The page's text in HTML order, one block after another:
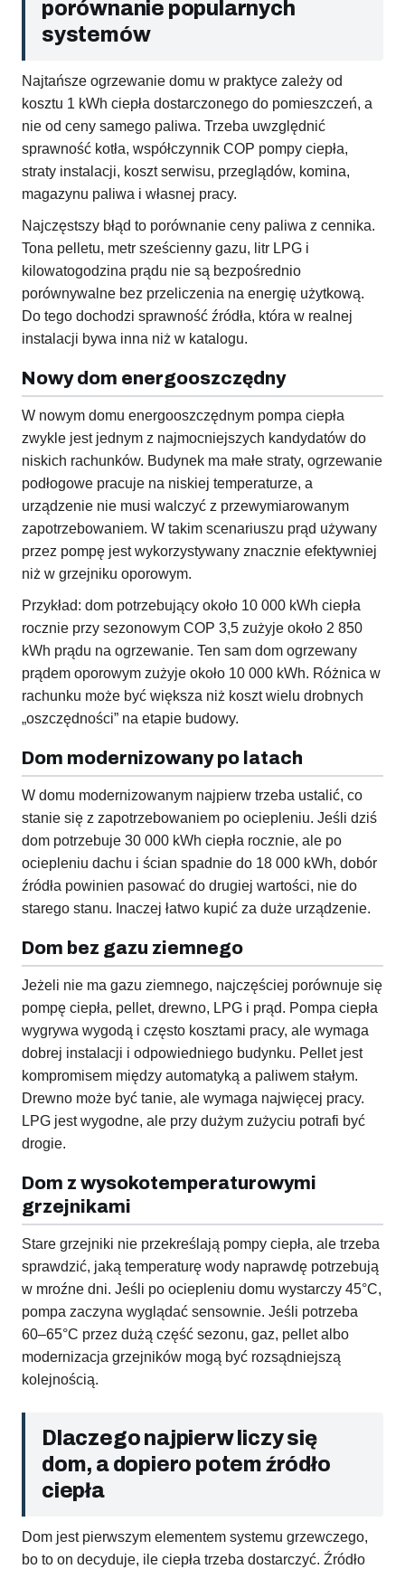
porównanie popularnych
systemów
Najtańsze ogrzewanie domu w praktyce zależy od
kosztu 1 kWh ciepła dostarczonego do pomieszczeń, a
nie od ceny samego paliwa. Trzeba uwzględnić
sprawność kotła, współczynnik COP pompy ciepła,
straty instalacji, koszt serwisu, przeglądów, komina,
magazynu paliwa i własnej pracy.
Najczęstszy błąd to porównanie ceny paliwa z cennika.
Tona pelletu, metr sześcienny gazu, litr LPG i
kilowatogodzina prądu nie są bezpośrednio
porównywalne bez przeliczenia na energię użytkową.
Do tego dochodzi sprawność źródła, która w realnej
instalacji bywa inna niż w katalogu.
Nowy dom energooszczędny
W nowym domu energooszczędnym pompa ciepła
zwykle jest jednym z najmocniejszych kandydatów do
niskich rachunków. Budynek ma małe straty, ogrzewanie
podłogowe pracuje na niskiej temperaturze, a
urządzenie nie musi walczyć z przewymiarowanym
zapotrzebowaniem. W takim scenariuszu prąd używany
przez pompę jest wykorzystywany znacznie efektywniej
niż w grzejniku oporowym.
Przykład: dom potrzebujący około 10 000 kWh ciepła
rocznie przy sezonowym COP 3,5 zużyje około 2 850
kWh prądu na ogrzewanie. Ten sam dom ogrzewany
prądem oporowym zużyje około 10 000 kWh. Różnica w
rachunku może być większa niż koszt wielu drobnych
„oszczędności” na etapie budowy.
Dom modernizowany po latach
W domu modernizowanym najpierw trzeba ustalić, co
stanie się z zapotrzebowaniem po ociepleniu. Jeśli dziś
dom potrzebuje 30 000 kWh ciepła rocznie, ale po
ociepleniu dachu i ścian spadnie do 18 000 kWh, dobór
źródła powinien pasować do drugiej wartości, nie do
starego stanu. Inaczej łatwo kupić za duże urządzenie.
Dom bez gazu ziemnego
Jeżeli nie ma gazu ziemnego, najczęściej porównuje się
pompę ciepła, pellet, drewno, LPG i prąd. Pompa ciepła
wygrywa wygodą i często kosztami pracy, ale wymaga
dobrej instalacji i odpowiedniego budynku. Pellet jest
kompromisem między automatyką a paliwem stałym.
Drewno może być tanie, ale wymaga najwięcej pracy.
LPG jest wygodne, ale przy dużym zużyciu potrafi być
drogie.
Dom z wysokotemperaturowymi
grzejnikami
Stare grzejniki nie przekreślają pompy ciepła, ale trzeba
sprawdzić, jaką temperaturę wody naprawdę potrzebują
w mroźne dni. Jeśli po ociepleniu domu wystarczy 45°C,
pompa zaczyna wyglądać sensownie. Jeśli potrzeba
60–65°C przez dużą część sezonu, gaz, pellet albo
modernizacja grzejników mogą być rozsądniejszą
kolejnością.
Dlaczego najpierw liczy się
dom, a dopiero potem źródło
ciepła
Dom jest pierwszym elementem systemu grzewczego,
bo to on decyduje, ile ciepła trzeba dostarczyć. Źródło